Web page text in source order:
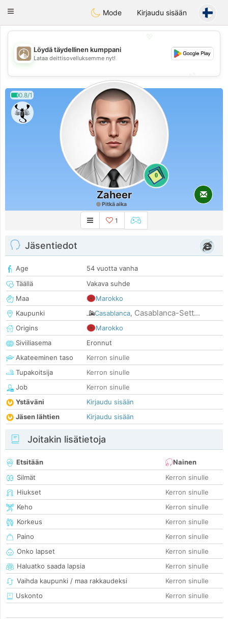
Bahebik
Toggle
Mode Kirjaudu sisään
💖
💕
Löydä täydellinen kumppani
Lataa deittisovelluksemme nyt!
0.8/1
0
Zaheer
Pitkä aika
1
Jäsentiedot
Age
54 vuotta vanha
Täällä
Vakava suhde
Maa
Marokko
Kaupunki
Casablanca, Casablanca-Sett...
Origins
Marokko
Siviiliasema
Eronnut
Akateeminen taso
Kerron sinulle
Tupakoitsija
Kerron sinulle
Job
Kerron sinulle
Ystäväni
Kirjaudu sisään
Jäsen lähtien
Kirjaudu sisään
Joitakin lisätietoja
Etsitään
Nainen
Silmät
Kerron sinulle
Hiukset
Kerron sinulle
Keho
Kerron sinulle
Korkeus
Kerron sinulle
Paino
Kerron sinulle
Onko lapset
Kerron sinulle
Haluatko saada lapsia
Kerron sinulle
Vaihda kaupunki / maa rakkaudeksi
Kerron sinulle
Uskonto
Kerron sinulle